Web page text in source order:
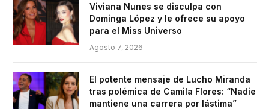
Viviana Nunes se disculpa con
Dominga López y le ofrece su apoyo
para el Miss Universo
Agosto 7, 2026
El potente mensaje de Lucho Miranda
tras polémica de Camila Flores: “Nadie
mantiene una carrera por lástima”